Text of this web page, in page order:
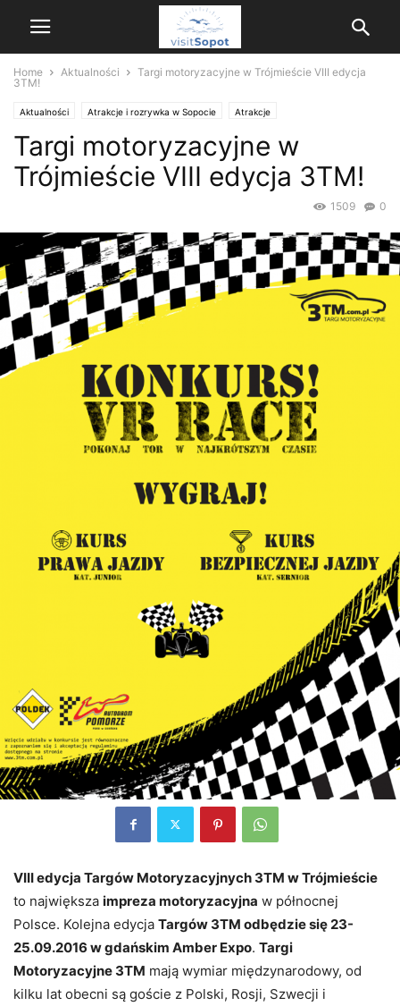
Home Aktualności
Targi motoryzacyjne w Trójmieście VIII edycja
3TM!
Aktualności Atrakcje i rozrywka w Sopocie Atrakcje
Targi motoryzacyjne w
Trójmieście VIII edycja 3TM!
0
1509
VIII edycja Targów Motoryzacyjnych 3TM w Trójmieście
to największa impreza motoryzacyjna w północnej
Polsce. Kolejna edycja Targów 3TM odbędzie się 23-
25.09.2016 w gdańskim Amber Expo. Targi
Motoryzacyjne 3TM mają wymiar międzynarodowy, od
kilku lat obecni są goście z Polski, Rosji, Szwecji i